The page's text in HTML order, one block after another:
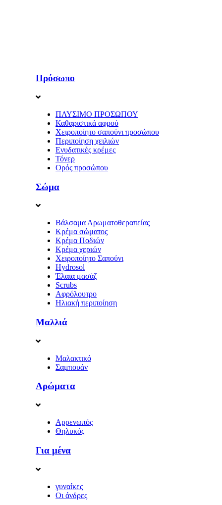
Πρόσωπο
ΠΛΥΣΙΜΟ ΠΡΟΣΩΠΟΥ
Καθαριστικά αφρού
Χειροποίητο σαπούνι προσώπου
Περιποίηση χειλιών
Ενυδατικές κρέμες
Τόνερ
Ορός προσώπου
Σώμα
Βάλσαμα Αρωματοθεραπείας
Κρέμα σώματος
Κρέμα Ποδιών
Κρέμα χεριών
Χειροποίητο Σαπούνι
Hydrosol
Έλαια μασάζ
Scrubs
Αφρόλουτρο
Ηλιακή περιποίηση
Μαλλιά
Μαλακτικό
Σαμπουάν
Αρώματα
Αρρενωπός
Θηλυκός
Για μένα
γυναίκες
Οι άνδρες